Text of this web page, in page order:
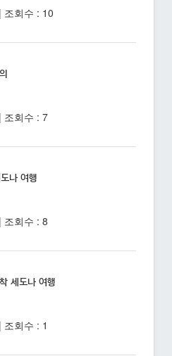
조회수 : 10
조회수 : 7
나 여행
조회수 : 8
세도나 여행
회수 : 1